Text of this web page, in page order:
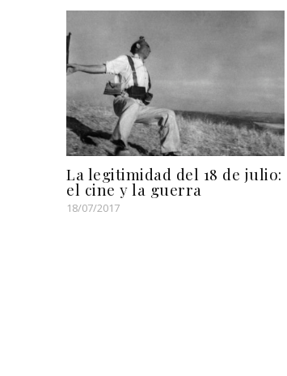
La legitimidad del 18 de julio:
el cine y la guerra
18/07/2017